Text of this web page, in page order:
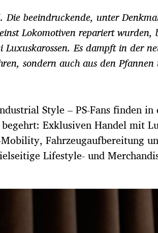
beeindruckende, unter
Lokomotiven repariert wurden,
Es dampft in der
sondern auch aus den
Style – PS-Fans finden
Exklusiven Handel mit
Fahrzeugaufbereitung
Lifestyle- und